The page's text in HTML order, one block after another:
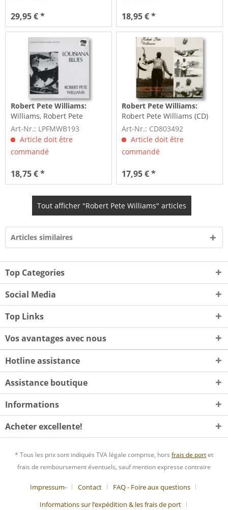
29,95 € * 18,95 € *
Robert Pete Williams:
Williams, Robert Pete
Louisiana Blues
Art-Nr.: LPFMWB193
Article doit être
commandé
18,75 € *
Robert Pete Williams:
Robert Pete Williams (CD)
Art-Nr.: CD803492
Article doit être
commandé
17,95 € *
Tout afficher "Robert Pete Williams" articles
Articles similaires
Top Categories
Social Media
Top Links
Vos avantages avec nous
Hotline assistance
Assistance boutique
Informations
Acheter excellente!
* Tous les prix sont indiqués TVA légale comprise, hors frais de portet
frais de remboursement éventuels, sauf mention expresse contraire
Impressum- Contact
FAQ - Foire aux questions
Informations sur l’expédition & les frais de port